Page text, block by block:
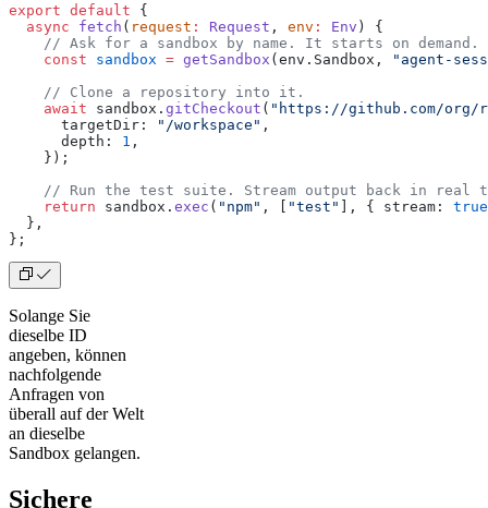
export default {
  async
fetch ( request : Request , env : Env ) {
    // Ask for a sandbox by name. It starts on demand.
    const
sandbox = getSandbox (env.Sandbox,
"agent-
    // Clone a repository into it.
    await
sandbox. gitCheckout ( "https://github.com/org/
      targetDir:
"/workspace" ,
      depth:
1 ,
    });
// Run the test suite. Stream output back in real
    return
sandbox. exec ( "npm" , [ "test" ], { stream: true
  },
};
Solange Sie
dieselbe ID
angeben, können
nachfolgende
Anfragen von
überall auf der Welt
an dieselbe
Sandbox gelangen.
Sichere